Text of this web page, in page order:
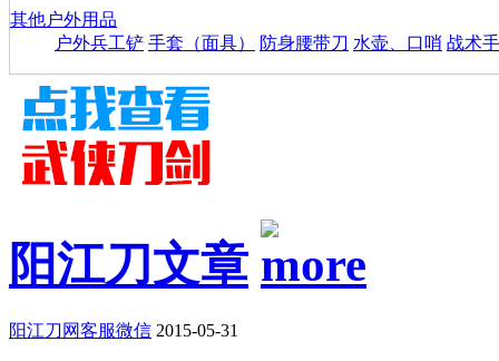
其他户外用品
户外兵工铲 手套（面具） 防身腰带刀 水壶、口哨 战术
阳江刀文章
阳江刀网客服微信 2015-05-31